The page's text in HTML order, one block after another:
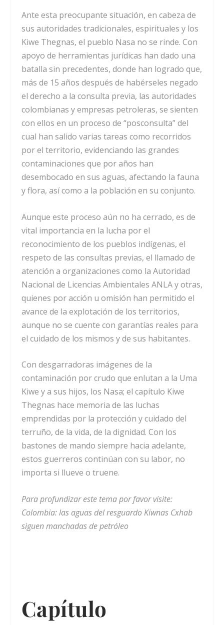
Ante esta preocupante situación, en cabeza de
sus autoridades tradicionales, espirituales y los
Kiwe Thegnas, el pueblo Nasa no se rinde. Con
apoyo de herramientas jurídicas han dado una
batalla sin precedentes, donde han logrado que,
más de 15 años después de habérseles negado
el derecho a la consulta previa, las autoridades
colombianas y empresas petroleras, se sienten
con ellos en un proceso de “posconsulta” del
cual han salido varias tareas como recorridos
por el territorio, evidenciando las grandes
contaminaciones que por años han
desembocado en sus aguas, afectando la fauna
y flora, así como a la población en su conjunto.
Aunque este proceso aún no ha cerrado, es de
vital importancia en la lucha por el
reconocimiento de los pueblos indígenas, el
respeto de las consultas previas, el llamado de
atención a organizaciones como la Autoridad
Nacional de Licencias Ambientales ANLA y otras,
quienes por acción u omisión han permitido el
avance de la explotación de los territorios,
aunque no se cuente con garantías reales para
el cuidado de los mismos y de sus habitantes.
Con desgarradoras imágenes de la
contaminación por crudo que enlutan a la Uma
Kiwe y a sus hijos, los Nasa; el capítulo Kiwe
Thegnas hace memoria de las luchas
emprendidas por la protección y cuidado del
terruño, de la vida, de la dignidad. Con los
bastones de mando siempre hacia adelante,
estos guerreros continúan con su labor, no
importa si llueve o truene.
Para profundizar este tema por favor visite:
Colombia: las aguas del resguardo Kiwnas Cxhab
siguen manchadas de petróleo
Capítulo